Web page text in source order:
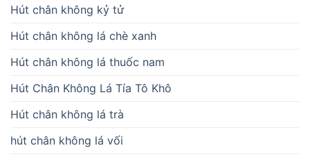
Hút chân không kỷ tử
Hút chân không lá chè xanh
Hút chân không lá thuốc nam
Hút Chân Không Lá Tía Tô Khô
Hút chân không lá trà
hút chân không lá vối